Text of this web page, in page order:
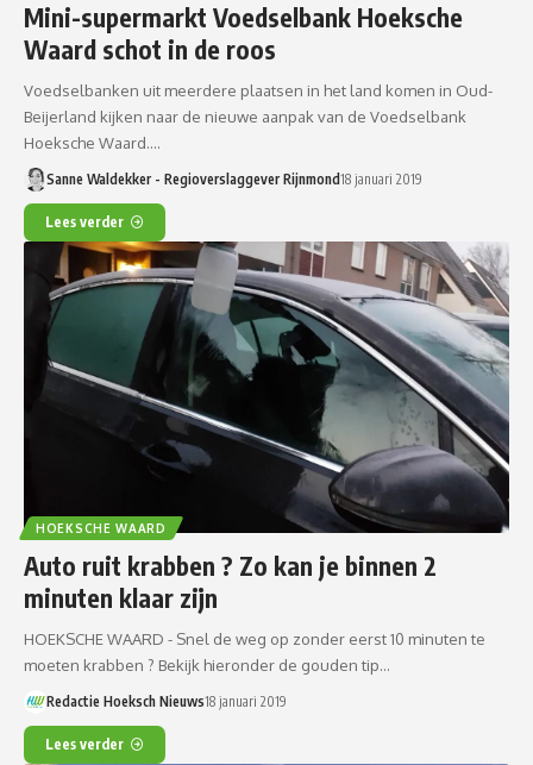
Mini-supermarkt Voedselbank Hoeksche
Waard schot in de roos
Voedselbanken uit meerdere plaatsen in het land komen in Oud-
Beijerland kijken naar de nieuwe aanpak van de Voedselbank
Hoeksche Waard.…
Sanne Waldekker - Regioverslaggever Rijnmond18 januari 2019
Lees verder
HOEKSCHE WAARD
Auto ruit krabben ? Zo kan je binnen 2
minuten klaar zijn
HOEKSCHE WAARD - Snel de weg op zonder eerst 10 minuten te
moeten krabben ? Bekijk hieronder de gouden tip…
Redactie Hoeksch Nieuws18 januari 2019
Lees verder